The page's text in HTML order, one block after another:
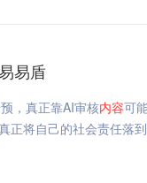
易盾
，真正靠AI审核内容可
正将自己的社会责任落